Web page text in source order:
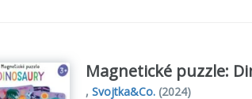
Magnetické puzzle:
, Svojtka&Co.(2024)